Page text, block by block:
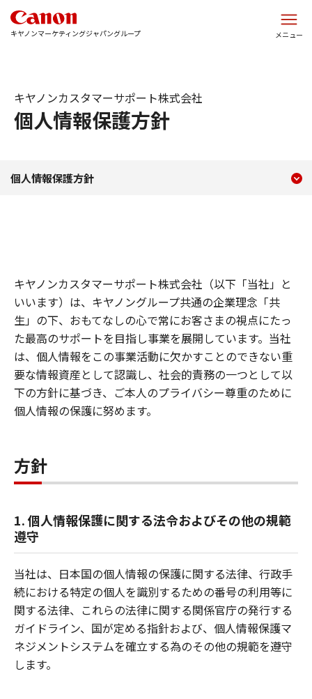
キヤノンマーケティングジャパングループ メニュー
個人情報保護方針
キヤノンカスタマーサポート株式会社
個人情報保護方針
キヤノンカスタマーサポート株式会社（以下「当社」と
いいます）は、キヤノングループ共通の企業理念「共
生」の下、おもてなしの心で常にお客さまの視点にたっ
た最高のサポートを目指し事業を展開しています。当社
は、個人情報をこの事業活動に欠かすことのできない重
要な情報資産として認識し、社会的責務の一つとして以
下の方針に基づき、ご本人のプライバシー尊重のために
個人情報の保護に努めます。
方針
1. 個人情報保護に関する法令およびその他の規範
遵守
当社は、日本国の個人情報の保護に関する法律、行政手
続における特定の個人を識別するための番号の利用等に
関する法律、これらの法律に関する関係官庁の発行する
ガイドライン、国が定める指針および、個人情報保護マ
ネジメントシステムを確立する為のその他の規範を遵守
します。